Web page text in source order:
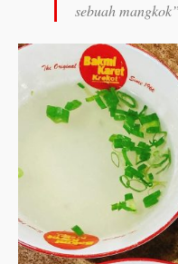
sebuah mangkok”